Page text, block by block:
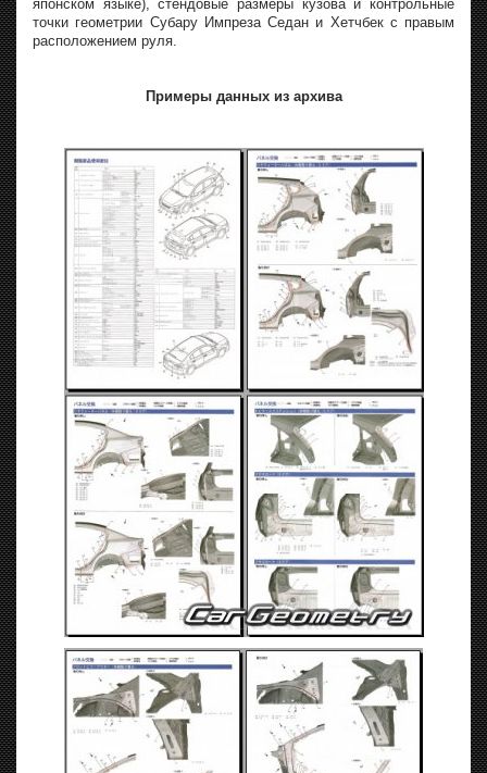
японском языке), стендовые размеры кузова и контрольные
точки геометрии Субару Импреза Седан и Хетчбек с правым
расположением руля.
Примеры данных из архива